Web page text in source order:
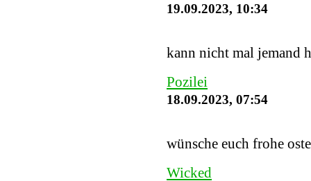
19.09.2023, 10:34
kann nicht mal jemand
Pozilei
18.09.2023, 07:54
wünsche euch frohe
Wicked